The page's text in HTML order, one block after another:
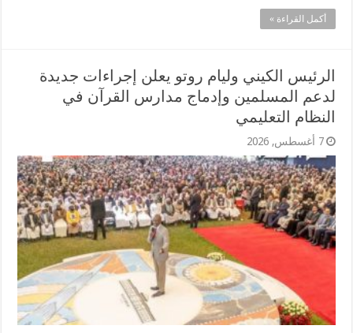
أكمل القراءة »
الرئيس الكيني وليام روتو يعلن إجراءات جديدة
لدعم المسلمين وإدماج مدارس القرآن في
النظام التعليمي
7 أغسطس, 2026